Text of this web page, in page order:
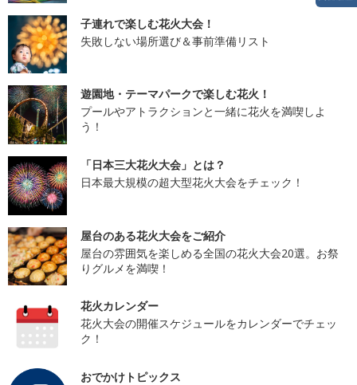
子連れで楽しむ花火大会！
失敗しない場所選び＆事前準備リスト
遊園地・テーマパークで楽しむ花火！
プールやアトラクションと一緒に花火を満喫しよ
う！
「日本三大花火大会」とは？
日本最大規模の超大型花火大会をチェック！
屋台のある花火大会をご紹介
屋台の雰囲気を楽しめる全国の花火大会20選。お祭
りグルメを満喫！
花火カレンダー
花火大会の開催スケジュールをカレンダーでチェッ
ク！
おでかけトピックス